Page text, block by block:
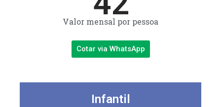
Valor mensal por pessoa
Cotar via WhatsApp
Infantil